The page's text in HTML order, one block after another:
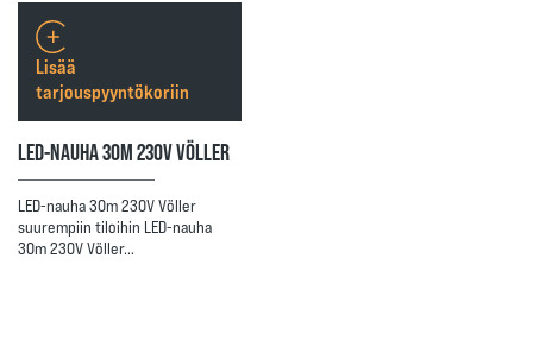
LED-NAUHA 30M 230V VÖLLER
LED-nauha 30m 230V Völler
suurempiin tiloihin LED-nauha
30m 230V Völler…
Lisää
tarjouspyyntökoriin